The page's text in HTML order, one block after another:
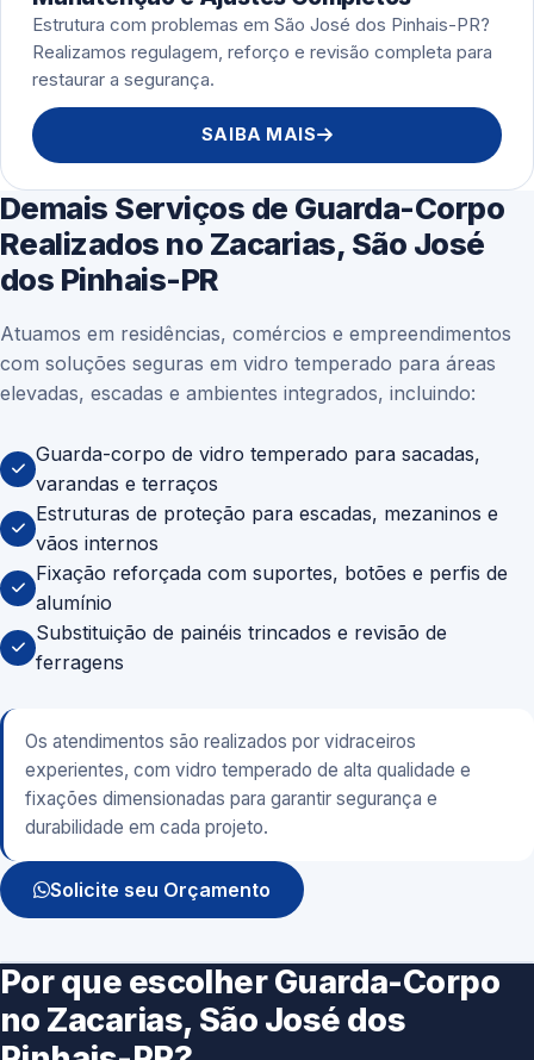
Estrutura com problemas em São José dos Pinhais-PR?
Realizamos regulagem, reforço e revisão completa para
restaurar a segurança.
SAIBA MAIS
Demais Serviços de Guarda-Corpo
Realizados no Zacarias, São José
dos Pinhais-PR
Atuamos em residências, comércios e empreendimentos
com soluções seguras em vidro temperado para áreas
elevadas, escadas e ambientes integrados, incluindo:
Guarda-corpo de vidro temperado para sacadas,
varandas e terraços
Estruturas de proteção para escadas, mezaninos e
vãos internos
Fixação reforçada com suportes, botões e perfis de
alumínio
Substituição de painéis trincados e revisão de
ferragens
Os atendimentos são realizados por vidraceiros
experientes, com vidro temperado de alta qualidade e
fixações dimensionadas para garantir segurança e
durabilidade em cada projeto.
Solicite seu Orçamento
Por que escolher Guarda-Corpo
no Zacarias, São José dos